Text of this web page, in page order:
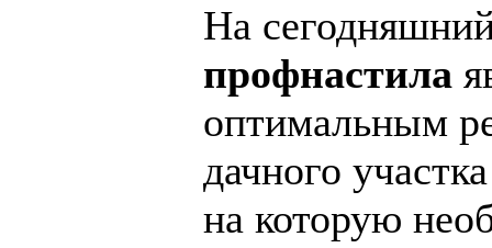
На
профнастила
оптимальным
дачного
на которую